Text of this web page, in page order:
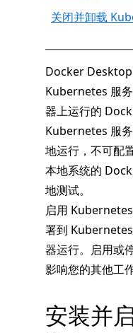
关闭并卸载
Docker
Kubernetes 服
器上运行的
Kubernetes 服
地运行，不可配
本地系统的
地测试。
启用
署到
器运行。启用或
影响您的其他工
安装并